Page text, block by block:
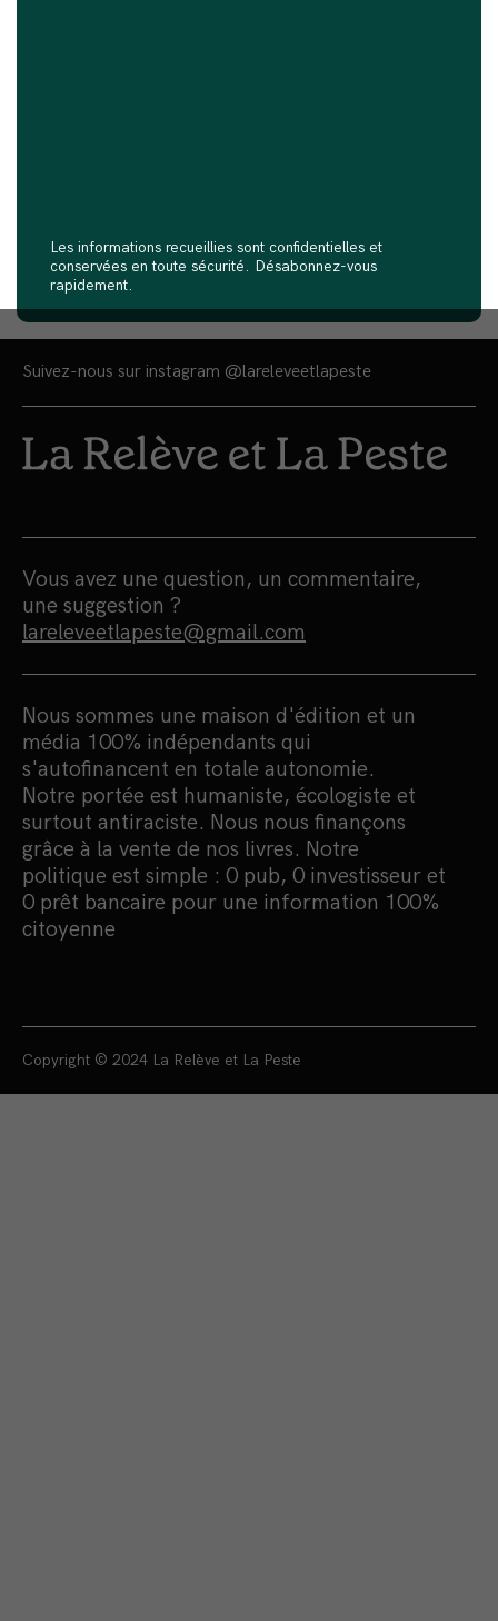
Les informations recueillies sont confidentielles et
conservées en toute sécurité. Désabonnez-vous
rapidement.
Suivez-nous sur instagram @lareleveetlapeste
Vous avez une question, un commentaire,
une suggestion ?
lareleveetlapeste@gmail.com
Nous sommes une maison d'édition et un
média 100% indépendants qui
s'autofinancent en totale autonomie.
Notre portée est humaniste, écologiste et
surtout antiraciste. Nous nous finançons
grâce à la vente de nos livres. Notre
politique est simple : 0 pub, 0 investisseur et
0 prêt bancaire pour une information 100%
citoyenne
Copyright © 2024 La Relève et La Peste